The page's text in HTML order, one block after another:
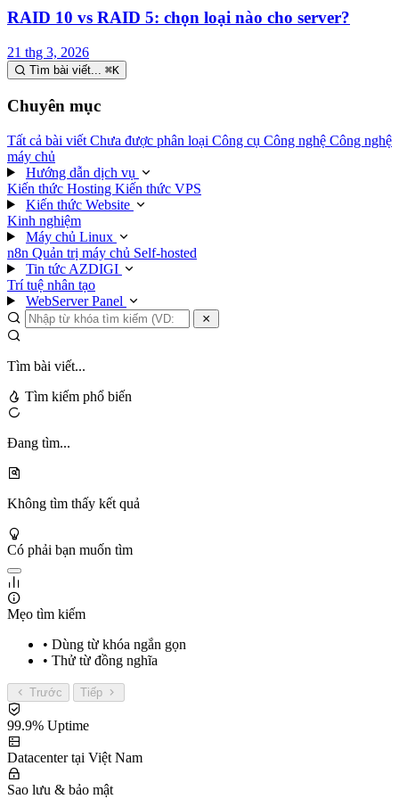
RAID 10 vs RAID 5: chọn loại nào cho server?
21 thg 3, 2026
Tìm bài viết... ⌘K
Chuyên mục
Tất cả bài viết Chưa được phân loại Công cụ Công nghệ Công nghệ
máy chủ
Hướng dẫn dịch vụ
Kiến thức Hosting Kiến thức VPS
Kiến thức Website
Kinh nghiệm
Máy chủ Linux
n8n Quản trị máy chủ Self-hosted
Tin tức AZDIGI
Trí tuệ nhân tạo
WebServer Panel
Tìm bài viết...
Tìm kiếm phổ biến
Đang tìm...
Không tìm thấy kết quả
Có phải bạn muốn tìm
Mẹo tìm kiếm
• Dùng từ khóa ngắn gọn
• Thử từ đồng nghĩa
Trước Tiếp
99.9% Uptime
Datacenter tại Việt Nam
Sao lưu & bảo mật